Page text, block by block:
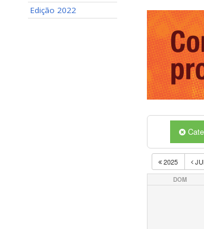
Edição 2022
2025 JUL
DOM